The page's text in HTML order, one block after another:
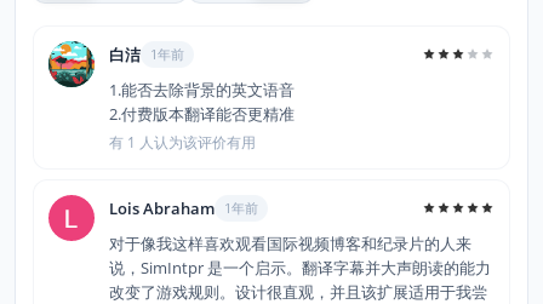
白洁 1年前
1.能否去除背景的英文语音
2.付费版本翻译能否更精准
有 1 人认为该评价有用
Lois Abraham 1年前
对于像我这样喜欢观看国际视频博客和纪录片的人来
说，SimIntpr 是一个启示。翻译字幕并大声朗读的能力
改变了游戏规则。设计很直观，并且该扩展适用于我尝